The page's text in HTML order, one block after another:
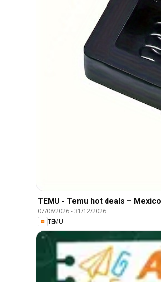
TEMU - Temu hot deals – Mexico
07/08/2026-31/12/2026
TEMU